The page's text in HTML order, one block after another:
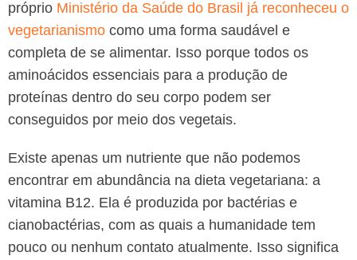
próprio Ministério da Saúde do Brasil já reconheceu o
vegetarianismo como uma forma saudável e
completa de se alimentar. Isso porque todos os
aminoácidos essenciais para a produção de
proteínas dentro do seu corpo podem ser
conseguidos por meio dos vegetais.
Existe apenas um nutriente que não podemos
encontrar em abundância na dieta vegetariana: a
vitamina B12. Ela é produzida por bactérias e
cianobactérias, com as quais a humanidade tem
pouco ou nenhum contato atualmente. Isso significa